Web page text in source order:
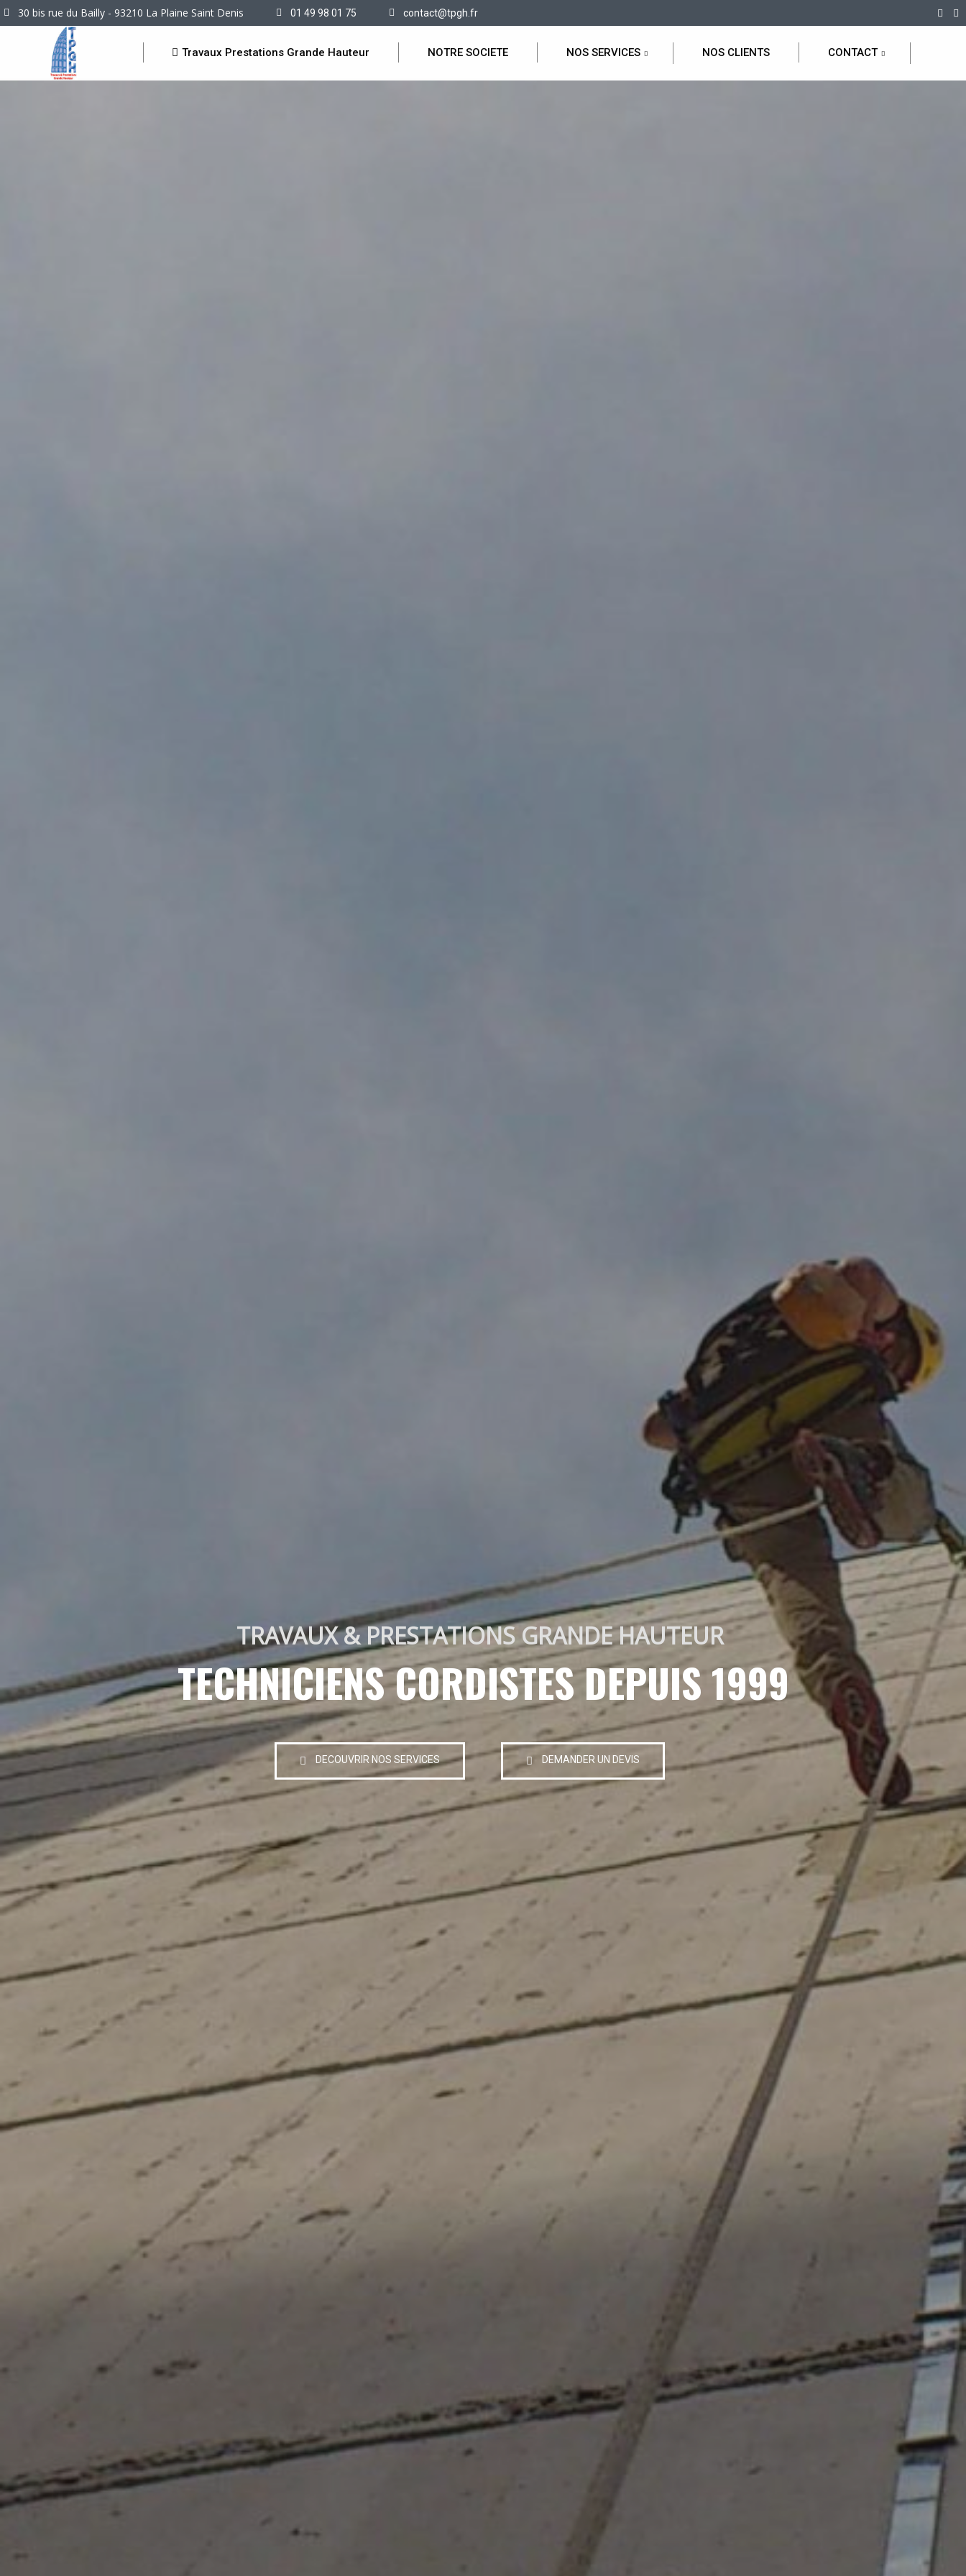
30 bis rue du Bailly - 93210 La Plaine Saint Denis 01 49 98 01 75 contact@tpgh.fr
Travaux Prestations Grande Hauteur NOTRE SOCIETE NOS SERVICES NOS CLIENTS CONTACT
TRAVAUX & PRESTATIONS GRANDE HAUTEUR
TECHNICIENS CORDISTES DEPUIS 1999
DECOUVRIR NOS SERVICES DEMANDER UN DEVIS